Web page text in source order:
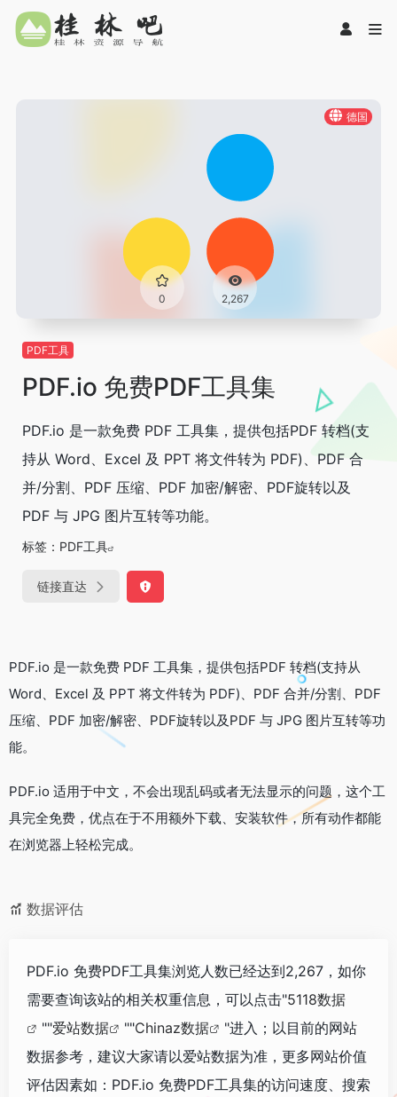
德国
0 2,267
PDF工具
PDF.io 免费PDF工具集
PDF.io 是一款免费 PDF 工具集，提供包括PDF 转档(支
持从 Word、Excel 及 PPT 将文件转为 PDF)、PDF 合
并/分割、PDF 压缩、PDF 加密/解密、PDF旋转以及
PDF 与 JPG 图片互转等功能。
标签： PDF工具
链接直达
PDF.io 是一款免费 PDF 工具集，提供包括PDF 转档(支持从
Word、Excel 及 PPT 将文件转为 PDF)、PDF 合并/分割、PDF
压缩、PDF 加密/解密、PDF旋转以及PDF 与 JPG 图片互转等功
能。
PDF.io 适用于中文，不会出现乱码或者无法显示的问题，这个工
具完全免费，优点在于不用额外下载、安装软件，所有动作都能
在浏览器上轻松完成。
数据评估
PDF.io 免费PDF工具集浏览人数已经达到2,267，如你
需要查询该站的相关权重信息，可以点击"5118数据
""爱站数据 ""Chinaz数据
"进入；以目前的网站
数据参考，建议大家请以爱站数据为准，更多网站价值
评估因素如：PDF.io 免费PDF工具集的访问速度、搜索